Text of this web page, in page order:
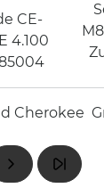
CE-
4.100
Cherokee